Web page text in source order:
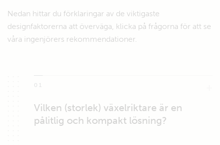
Nedan hittar du förklaringar av de viktigaste
designfaktorerna att överväga, klicka på frågorna för att se
våra ingenjörers rekommendationer.
01
Vilken (storlek) växelriktare är en
pålitlig och kompakt lösning?